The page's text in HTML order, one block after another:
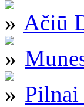
Ačiū
Pilnai